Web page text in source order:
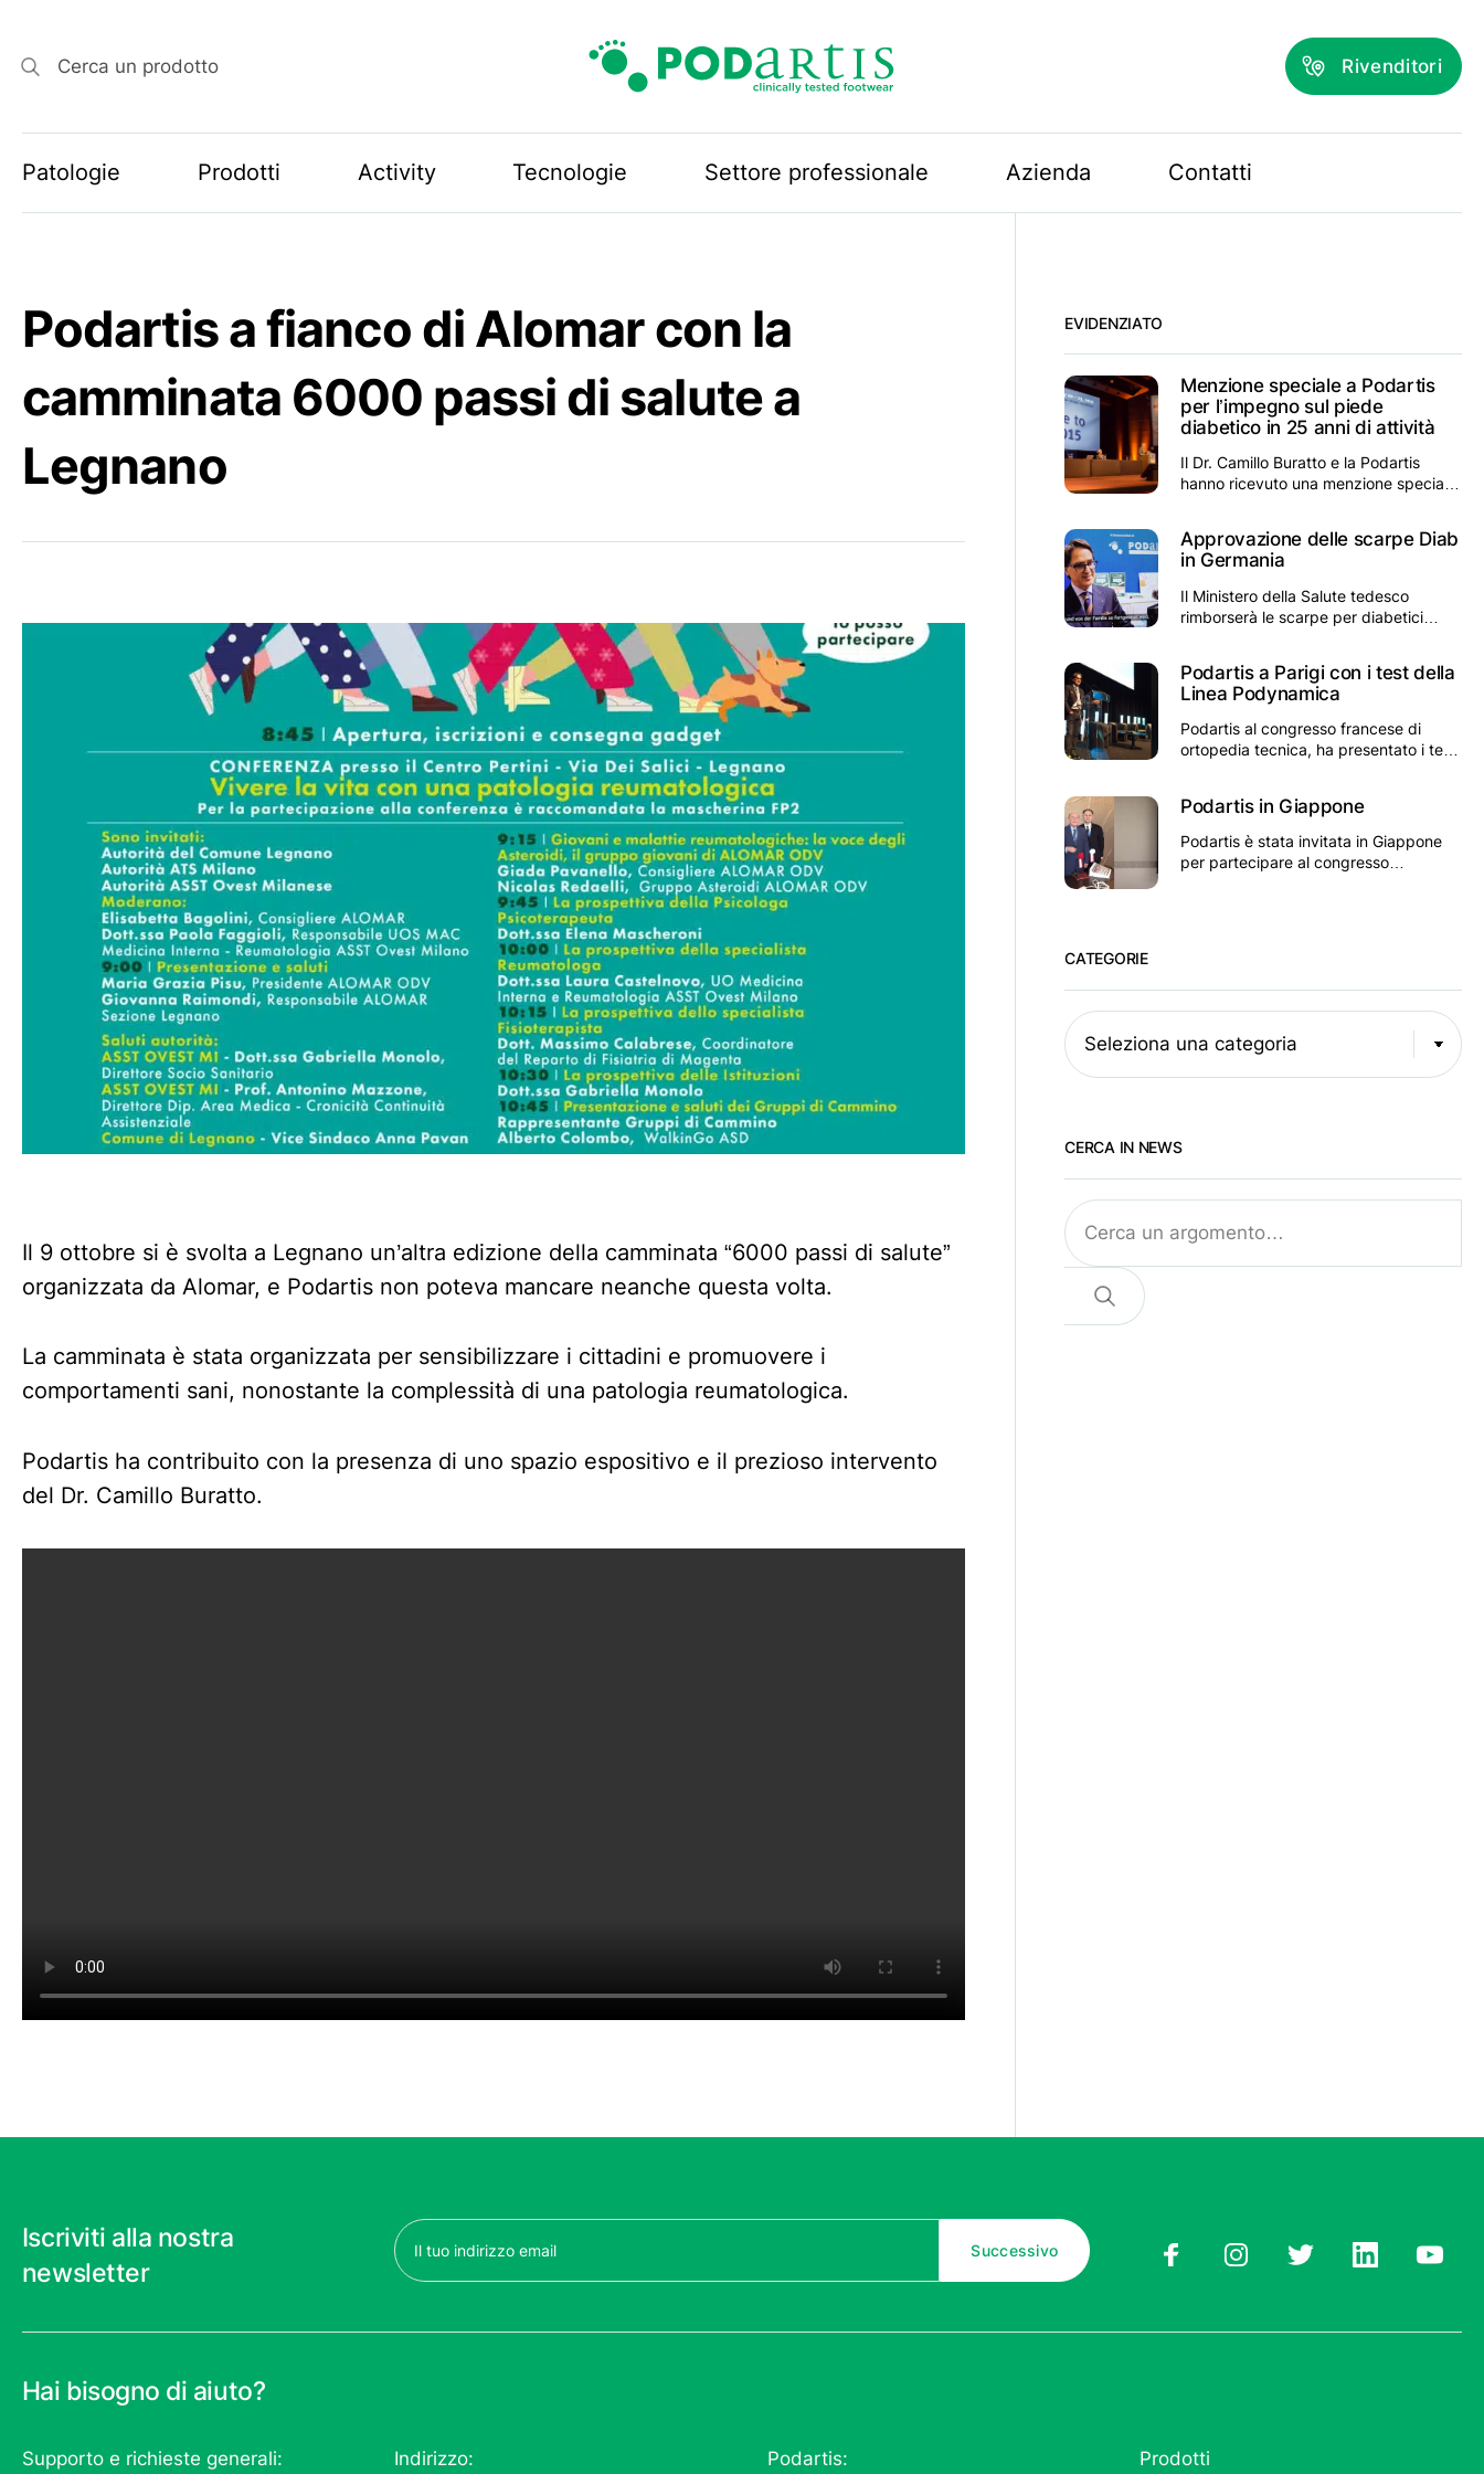
Cerca un prodotto Rivenditori
Patologie Prodotti Activity Tecnologie Settore professionale Azienda Contatti
Podartis a fianco di Alomar con la
camminata 6000 passi di salute a
Legnano
Il 9 ottobre si è svolta a Legnano un’altra edizione della camminata “6000 passi di salute”
organizzata da Alomar, e Podartis non poteva mancare neanche questa volta.
La camminata è stata organizzata per sensibilizzare i cittadini e promuovere i
comportamenti sani, nonostante la complessità di una patologia reumatologica.
Podartis ha contribuito con la presenza di uno spazio espositivo e il prezioso intervento
del Dr. Camillo Buratto.
EVIDENZIATO
Menzione speciale a Podartis
per l’impegno sul piede
diabetico in 25 anni di attività
Il Dr. Camillo Buratto e la Podartis
hanno ricevuto una menzione speciale
Approvazione delle scarpe Diab
in Germania
Il Ministero della Salute tedesco
rimborserà le scarpe per diabetici
Podartis a Parigi con i test della
Linea Podynamica
Podartis al congresso francese di
ortopedia tecnica, ha presentato i test
Podartis in Giappone
Podartis è stata invitata in Giappone
per partecipare al congresso
CATEGORIE
Seleziona una categoria
CERCA IN NEWS
Cerca
Iscriviti alla nostra
newsletter
Email
(Obbligatorio)
Hai bisogno di aiuto?
Supporto e richieste generali: Indirizzo: Podartis: Prodotti